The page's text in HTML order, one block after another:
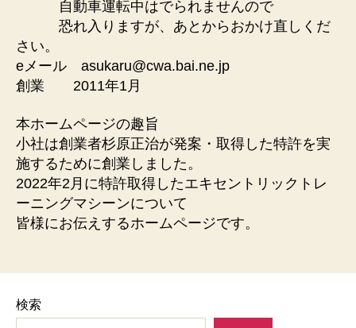
自動車運転中はでられませんので
恐れ入りますが、あとからおかけ直しくだ
さい。
eメール asukaru@cwa.bai.ne.jp
創業 2011年1月
本ホームページの趣旨
小社は創業者杉原正治が発案・取得した特許を実
施するために創業しました。
2022年2月に特許取得したエキセントリックトレ
ーニングマシーンについて
皆様にお伝えするホームページです。
検索